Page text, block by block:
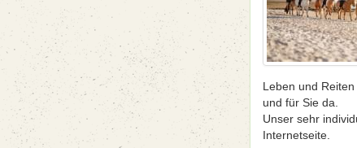
Leben und
und für Sie da.
Unser sehr
Internetseite.